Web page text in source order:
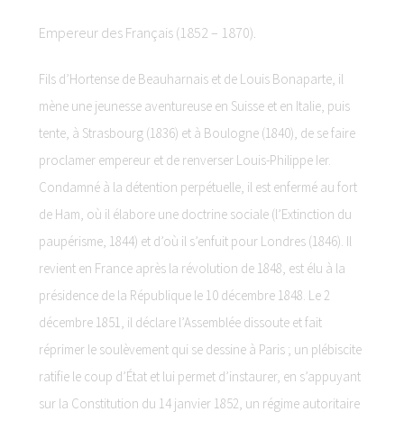
Empereur des Français (1852 – 1870).
Fils d’Hortense de Beauharnais et de Louis Bonaparte, il
mène une jeunesse aventureuse en Suisse et en Italie, puis
tente, à Strasbourg (1836) et à Boulogne (1840), de se faire
proclamer empereur et de renverser Louis-Philippe Ier.
Condamné à la détention perpétuelle, il est enfermé au fort
de Ham, où il élabore une doctrine sociale (l’Extinction du
paupérisme, 1844) et d’où il s’enfuit pour Londres (1846). Il
revient en France après la révolution de 1848, est élu à la
présidence de la République le 10 décembre 1848. Le 2
décembre 1851, il déclare l’Assemblée dissoute et fait
réprimer le soulèvement qui se dessine à Paris ; un plébiscite
ratifie le coup d’État et lui permet d’instaurer, en s’appuyant
sur la Constitution du 14 janvier 1852, un régime autoritaire